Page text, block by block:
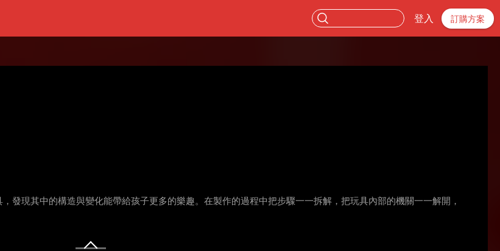
登入 訂購方案
發現其中的構造與變化能帶給孩子更多的樂趣。在製作的過程中把步驟一一拆解，把玩具內部的機關一一解開，